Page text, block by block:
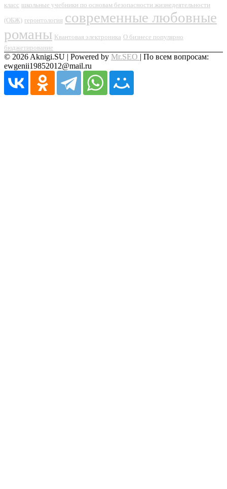
класс школьные учебники по основам безопасности жизнедеятельности
(ОБЖ) геронтология современные любовные
романы Квантовая электроника О бизнесе популярно
бюджетирование
© 2026 Aknigi.SU | Powered by Mr.SEO | По всем вопросам:
ewgenii19852012@mail.ru